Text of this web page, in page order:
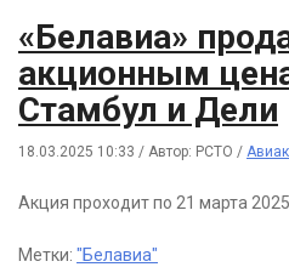
«Белавиа»
акционным
Стамбул и Дели
18.03.2025 10:33 / Автор: РСТО /
Акция проходит по 21 марта 2025
Метки: "Белавиа"